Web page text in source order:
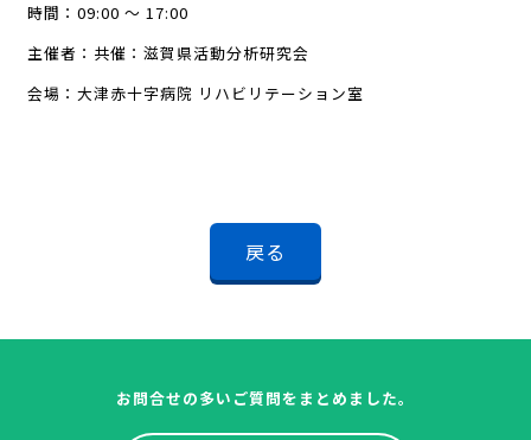
時間：09:00 ～ 17:00
主催者：共催：滋賀県活動分析研究会
会場：大津赤十字病院 リハビリテーション室
戻る
お問合せの多いご質問をまとめました。